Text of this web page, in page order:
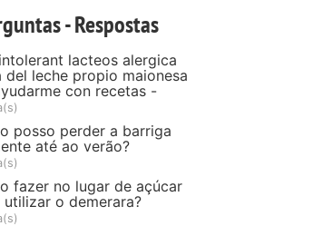
- Respostas
lacteos alergica
del leche propio maionesa
con recetas -
posso perder a barriga
até ao verão?
fazer no lugar de açúcar
utilizar o demerara?